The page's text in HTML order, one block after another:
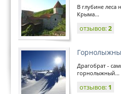
В глубине леса
Крыма...
отзывов:2
Драгобрат -
горнолыжный...
отзывов: 1